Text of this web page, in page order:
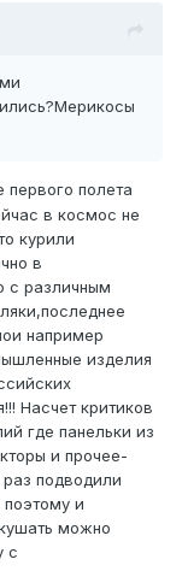
первого полета
в космос не
курили
в
с различным
например
изделия
Насчет критиков
где панельки из
и прочее-
подводили
и
можно
с